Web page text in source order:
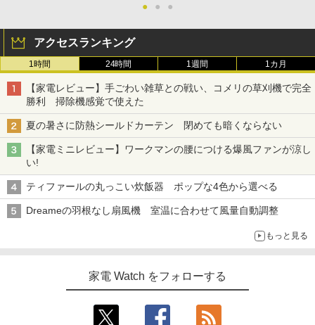
● ● ●
アクセスランキング
1時間 24時間 1週間 1カ月
【家電レビュー】手ごわい雑草との戦い、コメリの草刈機で完全
勝利 掃除機感覚で使えた
夏の暑さに防熱シールドカーテン 閉めても暗くならない
【家電ミニレビュー】ワークマンの腰につける爆風ファンが涼し
い!
ティファールの丸っこい炊飯器 ポップな4色から選べる
Dreameの羽根なし扇風機 室温に合わせて風量自動調整
もっと見る
家電 Watch をフォローする